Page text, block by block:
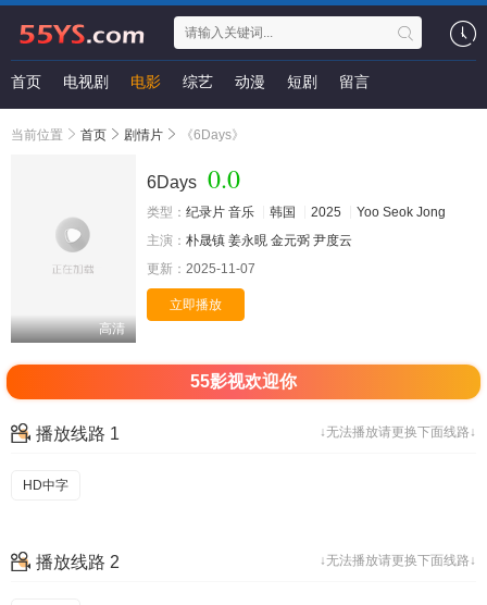
首页 电视剧 电影 综艺 动漫 短剧 留言
当前位置 首页 剧情片 《6Days》
高清
6Days 0.0
类型： 纪录片 音乐 韩国 2025 Yoo Seok Jong
主演： 朴晟镇 姜永晛 金元弼 尹度云
更新： 2025-11-07
立即播放
55影视欢迎你
↓无法播放请更换下面线路↓
播放线路 1
HD中字
↓无法播放请更换下面线路↓
播放线路 2